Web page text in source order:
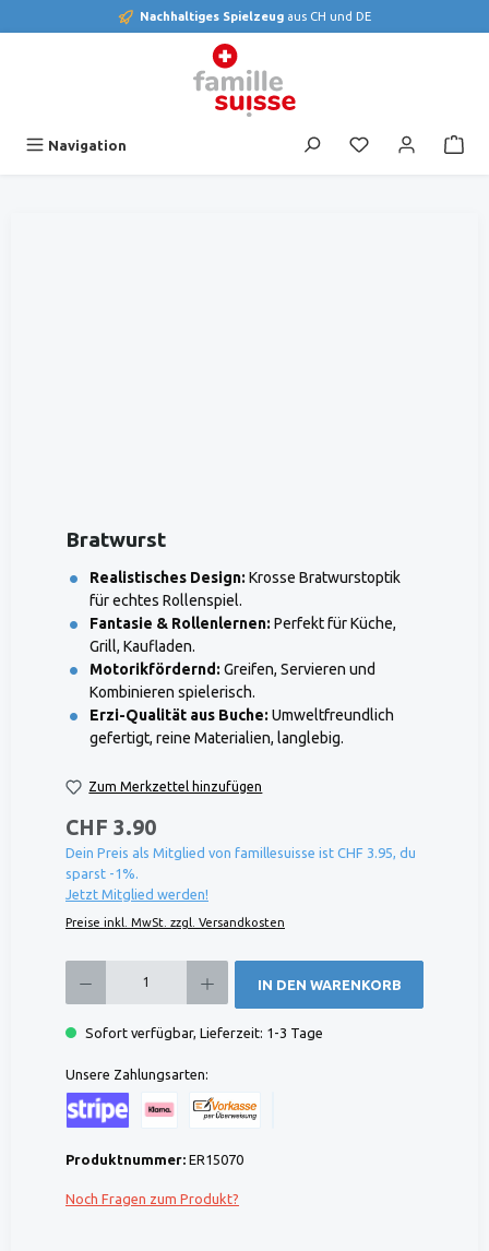
Nachhaltiges Spielzeug aus CH und DE
Navigation Du hast 0
Bratwurst
Realistisches Design: Krosse Bratwurstoptik
für echtes Rollenspiel.
Fantasie & Rollenlernen: Perfekt für Küche,
Grill, Kaufladen.
Motorikfördernd: Greifen, Servieren und
Kombinieren spielerisch.
Erzi-Qualität aus Buche: Umweltfreundlich
gefertigt, reine Materialien, langlebig.
Zum Merkzettel hinzufügen
CHF 3.90
Dein Preis als Mitglied von famillesuisse ist CHF 3.95, du
sparst -1%.
Jetzt Mitglied werden!
Preise inkl. MwSt. zzgl. Versandkosten
IN DEN WARENKORB
Sofort verfügbar, Lieferzeit: 1-3 Tage
Unsere Zahlungsarten:
Produktnummer: ER15070
Noch Fragen zum Produkt?